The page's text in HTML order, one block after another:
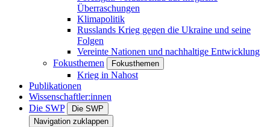
Überraschungen
Klimapolitik
Russlands Krieg gegen die Ukraine und seine
Folgen
Vereinte Nationen und nachhaltige Entwicklung
Fokusthemen
Fokusthemen
Krieg in Nahost
Publikationen
Wissenschaftler:innen
Die SWP
Die SWP
Navigation zuklappen